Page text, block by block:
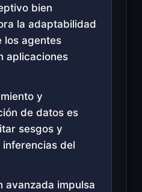
bien
la adaptabilidad
los agentes
aplicaciones
y
de datos es
sesgos y
del
avanzada impulsa